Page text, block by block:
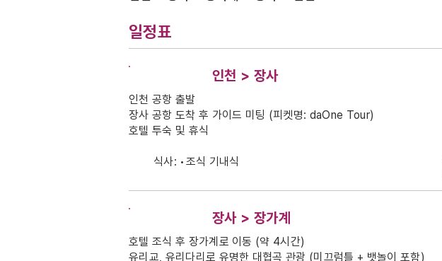
일정표
인천 > 장사
인천 공항 출발
장사 공항 도착 후 가이드 미팅 (피켓명: daOne Tour)
호텔 투숙 및 휴식
식사: •조식 기내식
장사 > 장가계
호텔 조식 후 장가계로 이동 (약 4시간)
유리교, 유리다리로 유명한 대협곡 관광 (미끄럼틀 + 뱃놀이 포함)